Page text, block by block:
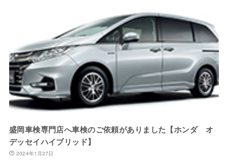
盛岡車検専門店へ車検のご依頼がありました【ホンダ オ
デッセイハイブリッド】
2024年1月27日